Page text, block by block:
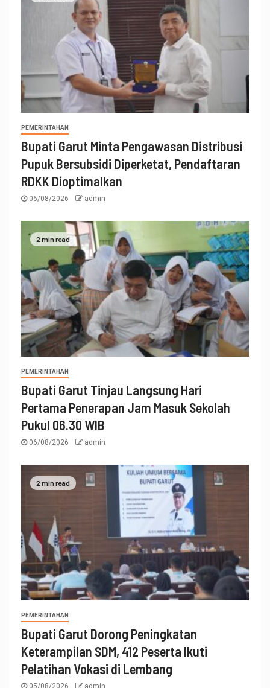
PEMERINTAHAN
Bupati Garut Minta Pengawasan Distribusi
Pupuk Bersubsidi Diperketat, Pendaftaran
RDKK Dioptimalkan
06/08/2026 admin
2 min read
PEMERINTAHAN
Bupati Garut Tinjau Langsung Hari
Pertama Penerapan Jam Masuk Sekolah
Pukul 06.30 WIB
06/08/2026 admin
2 min read
PEMERINTAHAN
Bupati Garut Dorong Peningkatan
Keterampilan SDM, 412 Peserta Ikuti
Pelatihan Vokasi di Lembang
05/08/2026 admin